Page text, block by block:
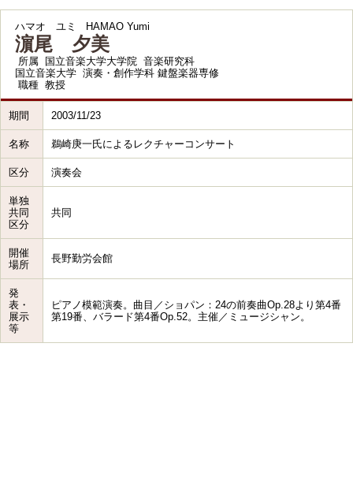
ハマオ ユミ HAMAO Yumi
濵尾 夕美
所属
国立音楽大学大学院 音楽研究科
国立音楽大学 演奏・創作学科 鍵盤楽器専修
職種 教授
期間 2003/11/23
名称 鵜崎庚一氏によるレクチャーコンサート
区分 演奏会
単独
共同
区分
共同
開催
場所
長野勤労会館
発
表・
展示
等
ピアノ模範演奏。曲目／ショパン：24の前奏曲Op.28より第4番
第19番、バラード第4番Op.52。主催／ミュージシャン。